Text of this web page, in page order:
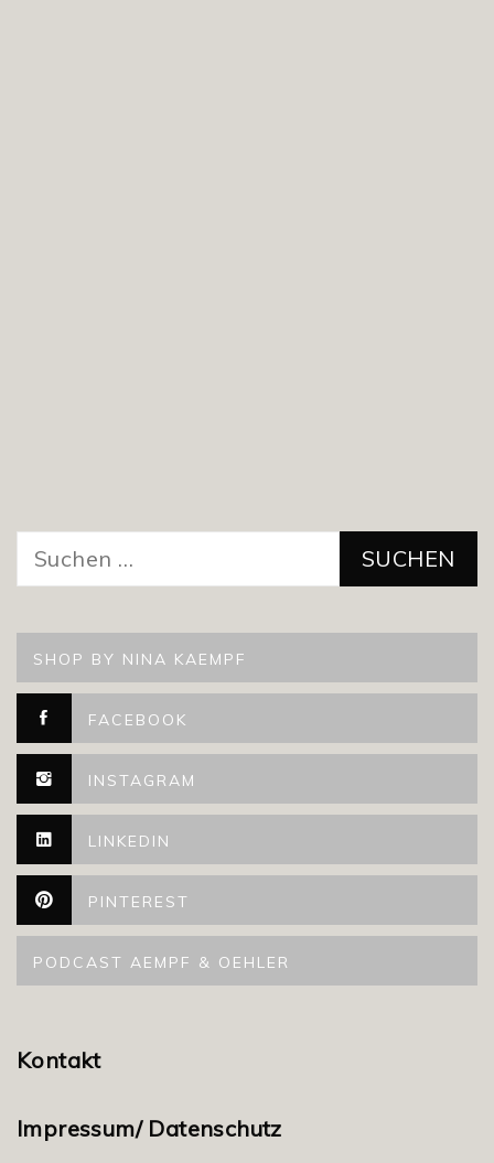
nach:
SHOP BY NINA KAEMPF
FACEBOOK
INSTAGRAM
LINKEDIN
PINTEREST
PODCAST AEMPF & OEHLER
Kontakt
Impressum/ Datenschutz